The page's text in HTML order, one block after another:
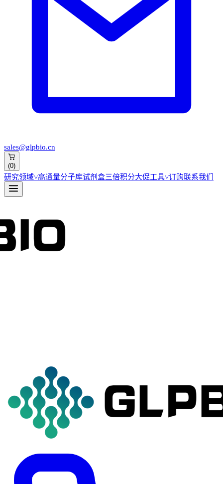
sales@glpbio.cn
(0)
研究领域˅高通量分子库试剂盒三倍积分大促工具˅订购联系我们